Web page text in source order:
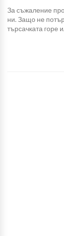
За съжаление
ни. Защо не
търсачката горе